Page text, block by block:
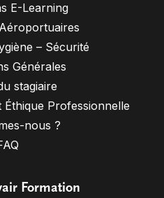
E-Learning
– Sécurité
Générales
stagiaire
Professionnelle
nous ?
Formation